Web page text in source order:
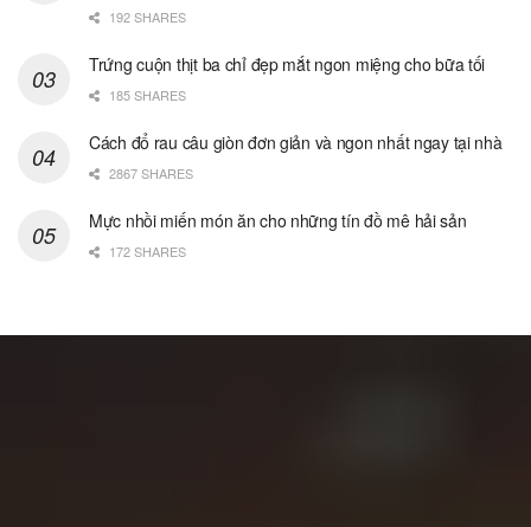
192 SHARES
Trứng cuộn thịt ba chỉ đẹp mắt ngon miệng cho bữa tối
185 SHARES
Cách đổ rau câu giòn đơn giản và ngon nhất ngay tại nhà
2867 SHARES
Mực nhồi miến món ăn cho những tín đồ mê hải sản
172 SHARES